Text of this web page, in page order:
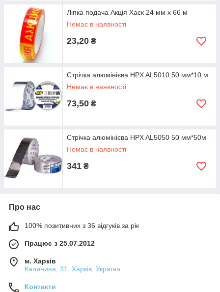
Ліпка подача Акція Хаск 24 мм х 66 м
Немає в наявності
23,20 ₴
Стрічка алюмінієва HPX AL5010 50 мм*10 м
Немає в наявності
73,50 ₴
Стрічка алюмінієва HPX AL5050 50 мм*50м
Немає в наявності
341 ₴
Про нас
100% позитивних з 36 відгуків за рік
Працює з 25.07.2012
м. Харків
Калинина, 31, Харків, Україна
Контакти